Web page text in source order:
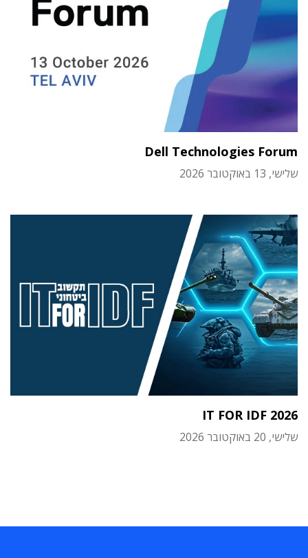
Dell Technologies Forum
שלישי, 13 באוקטובר 2026
IT FOR IDF 2026
שלישי, 20 באוקטובר 2026